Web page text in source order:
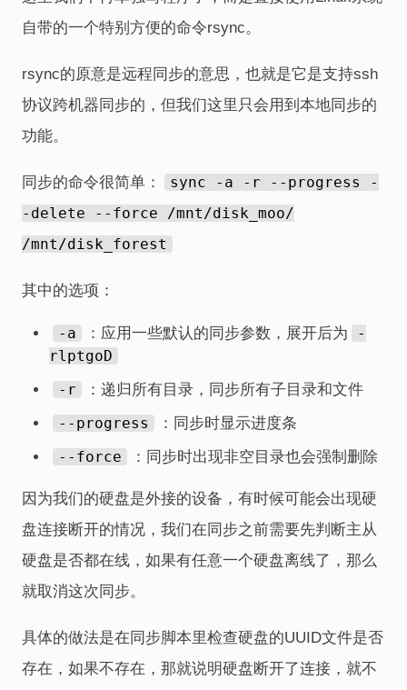
自带的一个特别方便的命令rsync。
rsync的原意是远程同步的意思，也就是它是支持ssh
协议跨机器同步的，但我们这里只会用到本地同步的
功能。
同步的命令很简单：
sync -a -r --progress -
-delete --force /mnt/disk_moo/
/mnt/disk_forest
其中的选项：
-a ：应用一些默认的同步参数，展开后为
-
rlptgoD
-r
：递归所有目录，同步所有子目录和文件
--progress
：同步时显示进度条
--force
：同步时出现非空目录也会强制删除
因为我们的硬盘是外接的设备，有时候可能会出现硬
盘连接断开的情况，我们在同步之前需要先判断主从
硬盘是否都在线，如果有任意一个硬盘离线了，那么
就取消这次同步。
具体的做法是在同步脚本里检查硬盘的UUID文件是否
存在，如果不存在，那就说明硬盘断开了连接，就不